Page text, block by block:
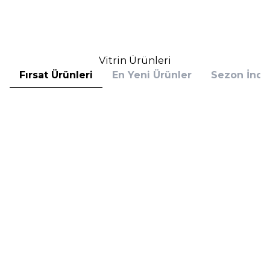
Vitrin Ürünleri
Fırsat Ürünleri
En Yeni Ürünler Sezon